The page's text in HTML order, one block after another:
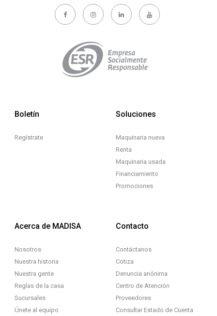
Boletín
Regístrate
Soluciones
Maquinaria nueva
Renta
Maquinaria usada
Financiamiento
Promociones
Acerca de MADISA
Nosotros
Nuestra historia
Nuestra gente
Reglas de la casa
Sucursales
Únete al equipo
Contacto
Contáctanos
Cotiza
Denuncia anónima
Centro de Atención
Proveedores
Consultar Estado de Cuenta